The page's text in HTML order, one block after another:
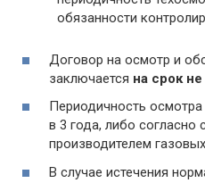
Договор на осмотр и
заключается на срок
Периодичность
в 3 года, либо согласно
производителем
В случае истечения